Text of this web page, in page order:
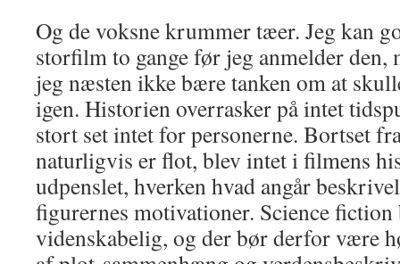
Og de voksne krummer tæer. Jeg kan
storfilm to gange før jeg anmelder
jeg næsten ikke bære tanken om at
igen. Historien overrasker på intet
stort set intet for personerne. Bortset
naturligvis er flot, blev intet i filmens
udpenslet, hverken hvad angår
figurernes motivationer. Science
videnskabelig, og der bør derfor være